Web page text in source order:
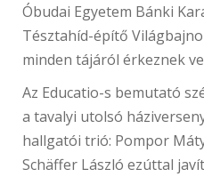
Óbudai Egyetem Bánki
Tésztahíd-építő
minden tájáról érkeznek
Az Educatio-s bemutató
a tavalyi utolsó
hallgatói trió: Pompor
Schäffer László ezúttal